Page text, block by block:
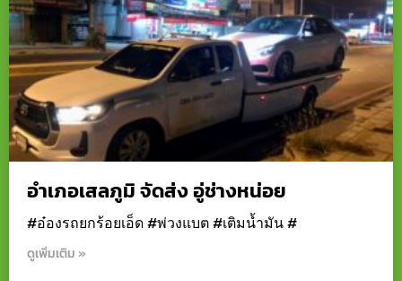
อำเภอเสลภูมิ จัดส่ง อู่ช่างหน่อย
#อ๋องรถยกร้อยเอ็ด #พ่วงแบต #เติมน้ำมัน #
ดูเพิ่มเติม »